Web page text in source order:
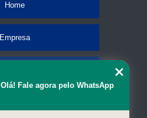
Home
Empresa
Olá! Fale agora pelo WhatsApp